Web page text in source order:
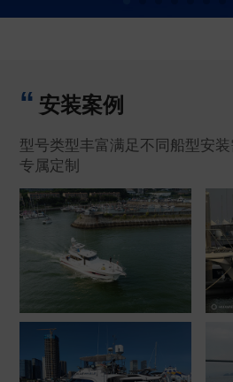
安装案例
型号类型丰富满足不同船型安
专属定制